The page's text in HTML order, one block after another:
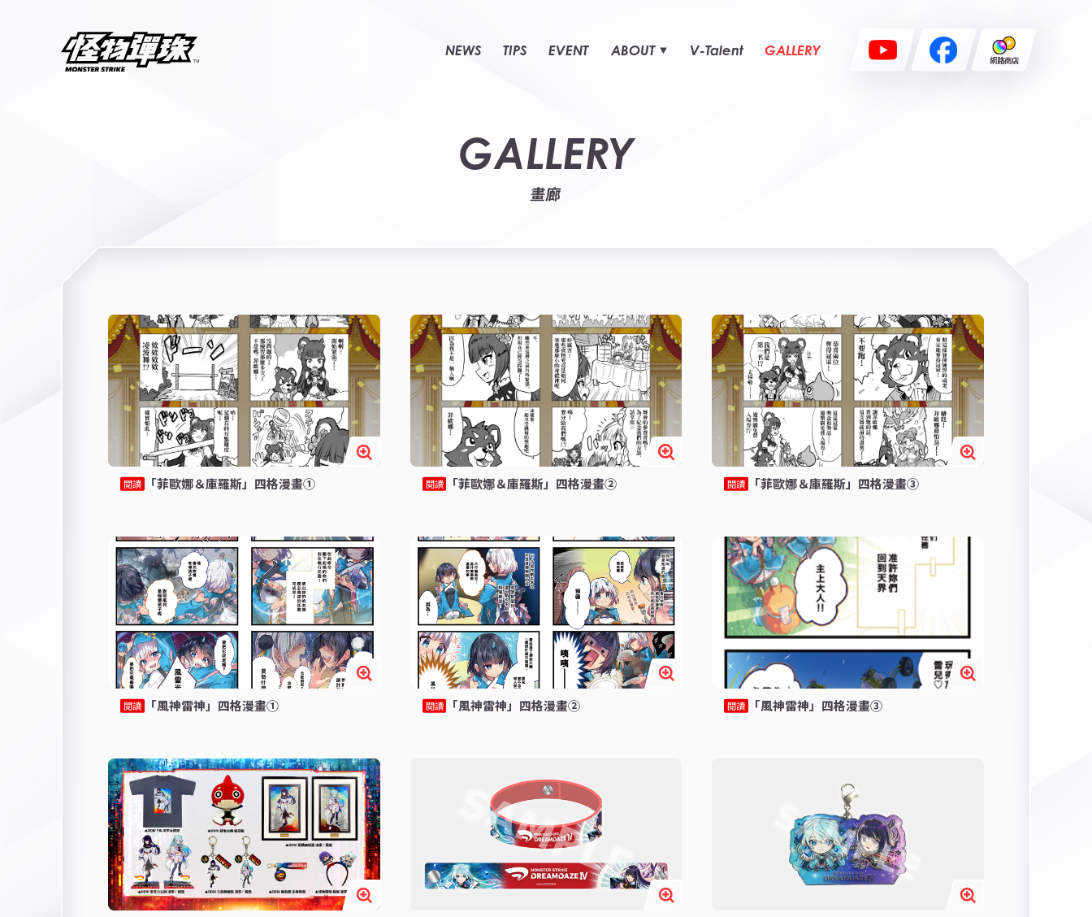
NEWS TIPS EVENT ABOUT V-Talent GALLERY
網路商店
GALLERY
畫廊
閱讀 「菲歐娜＆庫羅斯」四格漫畫① 閱讀 「菲歐娜＆庫羅斯」四格漫畫② 閱讀 「菲歐娜＆庫羅斯」四格漫畫③
閱讀 「風神雷神」四格漫畫① 閱讀 「風神雷神」四格漫畫② 閱讀 「風神雷神」四格漫畫③